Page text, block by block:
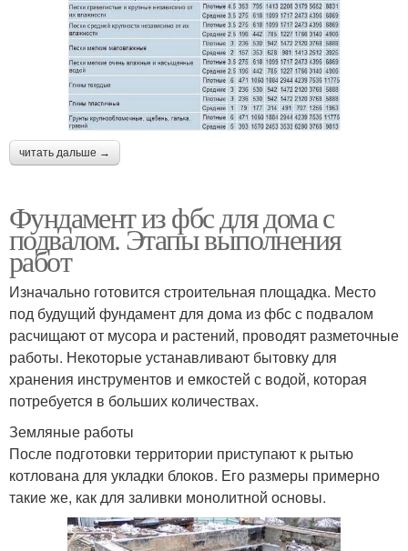
читать дальше →
Фундамент из фбс для дома с
подвалом. Этапы выполнения
работ
Изначально готовится строительная площадка. Место
под будущий фундамент для дома из фбс с подвалом
расчищают от мусора и растений, проводят разметочные
работы. Некоторые устанавливают бытовку для
хранения инструментов и емкостей с водой, которая
потребуется в больших количествах.
Земляные работы
После подготовки территории приступают к рытью
котлована для укладки блоков. Его размеры примерно
такие же, как для заливки монолитной основы.